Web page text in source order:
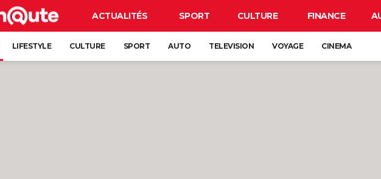
ACTUALITÉS SPORT CULTURE FINANCE
LIFESTYLE CULTURE SPORT AUTO TELEVISION VOYAGE CINEMA